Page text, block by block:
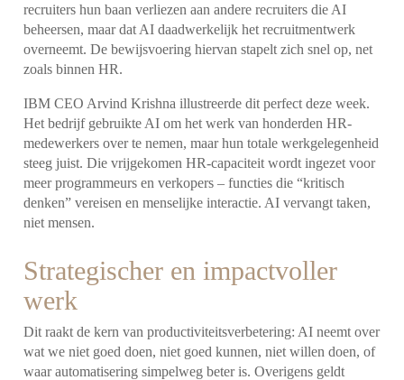
recruiters hun baan verliezen aan andere recruiters die AI
beheersen, maar dat AI daadwerkelijk het recruitmentwerk
overneemt. De bewijsvoering hiervan stapelt zich snel op, net
zoals binnen HR.
IBM CEO Arvind Krishna illustreerde dit perfect deze week.
Het bedrijf gebruikte AI om het werk van honderden HR-
medewerkers over te nemen, maar hun totale werkgelegenheid
steeg juist. Die vrijgekomen HR-capaciteit wordt ingezet voor
meer programmeurs en verkopers – functies die “kritisch
denken” vereisen en menselijke interactie. AI vervangt taken,
niet mensen.
Strategischer en impactvoller
werk
Dit raakt de kern van productiviteitsverbetering: AI neemt over
wat we niet goed doen, niet goed kunnen, niet willen doen, of
waar automatisering simpelweg beter is. Overigens geldt